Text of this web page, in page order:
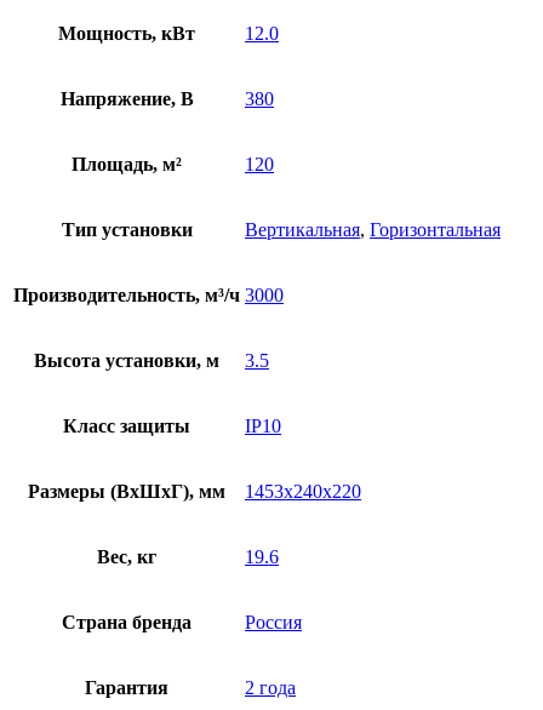
Мощность, кВт 12.0
Напряжение, В 380
Площадь, м² 120
Тип установки Вертикальная, Горизонтальная
Производительность, м³/ч 3000
Высота установки, м 3.5
Класс защиты IP10
Размеры (ВхШхГ), мм 1453х240х220
Вес, кг 19.6
Страна бренда Россия
Гарантия 2 года